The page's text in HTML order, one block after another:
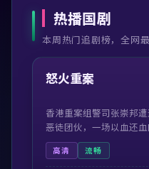
热播国剧
本周热门追剧榜，全网
热门
怒火重案
香港重案组警司张崇邦
恶徒团伙，一场以血还血
高清 流畅